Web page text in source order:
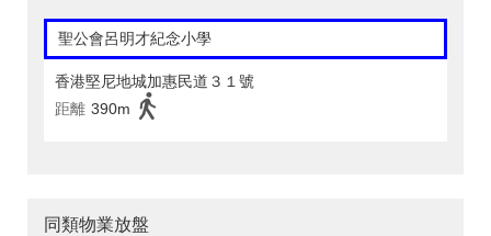
聖公會呂明才紀念小學
香港堅尼地城加惠民道３１號
距離 390m
同類物業放盤